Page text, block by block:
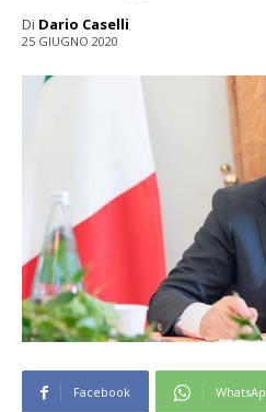
Di Dario Caselli
25 GIUGNO 2020
Facebook